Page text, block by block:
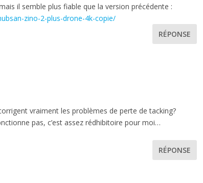
il semble plus fiable que la version précédente :
zino-2-plus-drone-4k-copie/
RÉPONSE
vraiment les problèmes de perte de tacking?
pas, c’est assez rédhibitoire pour moi…
RÉPONSE